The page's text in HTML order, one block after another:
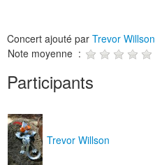
Concert ajouté par Trevor Willson
Note moyenne :
Participants
Trevor Willson